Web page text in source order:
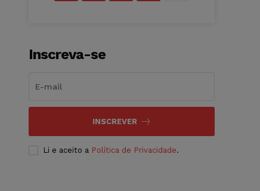
Inscreva-se
INSCREVER
Li e aceito a Política de Privacidade.